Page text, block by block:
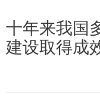
十年来我国
建设取得成